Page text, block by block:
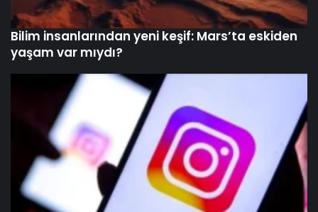
Bilim insanlarından yeni keşif: Mars’ta eskiden
yaşam var mıydı?